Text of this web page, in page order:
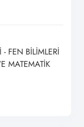
FEN BİLİMLERİ
MATEMATİK